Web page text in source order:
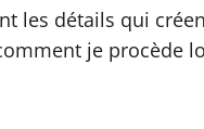
les détails qui
je procède